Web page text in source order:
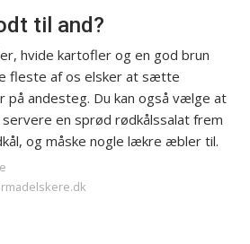
til and?
hvide kartofler og en god brun
fleste af os elsker at sætte
på andesteg. Du kan også vælge at
en sprød rødkålssalat frem
og måske nogle lækre æbler til.